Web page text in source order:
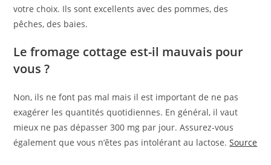
votre choix. Ils sont excellents avec des pommes, des
pêches, des baies.
Le fromage cottage est-il mauvais pour
vous ?
Non, ils ne font pas mal mais il est important de ne pas
exagérer les quantités quotidiennes. En général, il vaut
mieux ne pas dépasser 300 mg par jour. Assurez-vous
également que vous n’êtes pas intolérant au lactose.Source